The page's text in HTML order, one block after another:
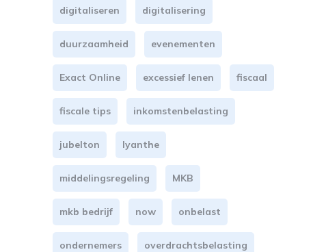
digitaliseren digitalisering
duurzaamheid evenementen
Exact Online excessief lenen fiscaal
fiscale tips inkomstenbelasting
jubelton lyanthe
middelingsregeling MKB
mkb bedrijf now onbelast
ondernemers overdrachtsbelasting